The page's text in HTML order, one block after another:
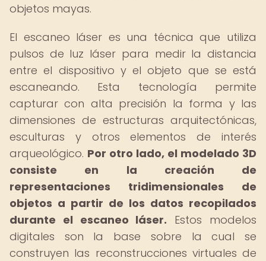
objetos mayas.
El escaneo láser es una técnica que utiliza
pulsos de luz láser para medir la distancia
entre el dispositivo y el objeto que se está
escaneando. Esta tecnología permite
capturar con alta precisión la forma y las
dimensiones de estructuras arquitectónicas,
esculturas y otros elementos de interés
arqueológico. Por otro lado, el modelado 3D
consiste en la creación de
representaciones tridimensionales de
objetos a partir de los datos recopilados
durante el escaneo láser. Estos modelos
digitales son la base sobre la cual se
construyen las reconstrucciones virtuales de